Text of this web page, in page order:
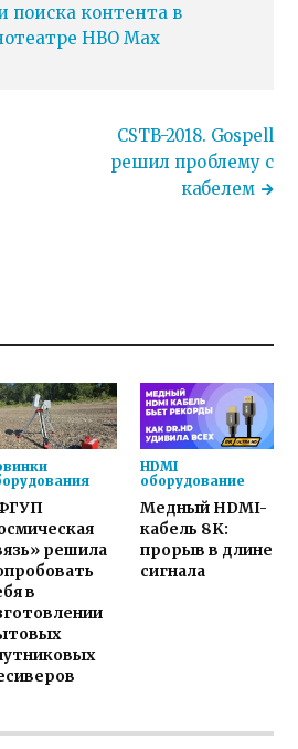
поиска контента в
HBO Max
CSTB-2018. Gospell
решил проблему с
кабелем
решила
в
HDMI
оборудование
Медный HDMI-
кабель 8K:
прорыв в длине
сигнала